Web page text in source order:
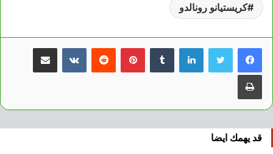
كريستيانو رونالدو
لينكدإن بينتيريست مشاركة عبر البريد
طباعة
قد يهمك ايضا